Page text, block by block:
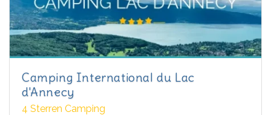
Camping International du Lac
d'Annecy
4 Sterren Camping